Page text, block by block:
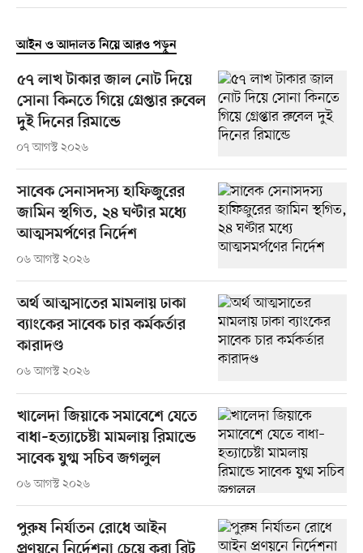
আইন ও আদালত নিয়ে আরও পড়ুন
৫৭ লাখ টাকার জাল নোট দিয়ে
সোনা কিনতে গিয়ে গ্রেপ্তার রুবেল
দুই দিনের রিমান্ডে
০৭ আগস্ট ২০২৬
সাবেক সেনাসদস্য হাফিজুরের
জামিন স্থগিত, ২৪ ঘণ্টার মধ্যে
আত্মসমর্পণের নির্দেশ
০৬ আগস্ট ২০২৬
অর্থ আত্মসাতের মামলায় ঢাকা
ব্যাংকের সাবেক চার কর্মকর্তার
কারাদণ্ড
০৬ আগস্ট ২০২৬
খালেদা জিয়াকে সমাবেশে যেতে
বাধা–হত্যাচেষ্টা মামলায় রিমান্ডে
সাবেক যুগ্ম সচিব জগলুল
০৬ আগস্ট ২০২৬
পুরুষ নির্যাতন রোধে আইন